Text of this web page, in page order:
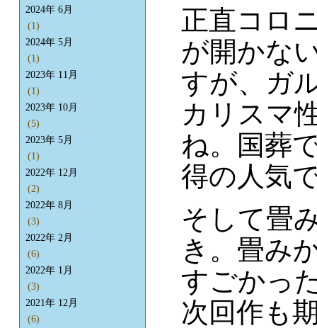
正直コロ
が開かな
すが、ガ
カリスマ
ね。国葬
得の人気
そして畳
き。畳み
すごかっ
次回作も
2024年 6月
(1)
2024年 5月
(1)
2023年 11月
(1)
2023年 10月
(5)
2023年 5月
(1)
2022年 12月
(2)
2022年 8月
(3)
2022年 2月
(6)
2022年 1月
(3)
2021年 12月
(6)